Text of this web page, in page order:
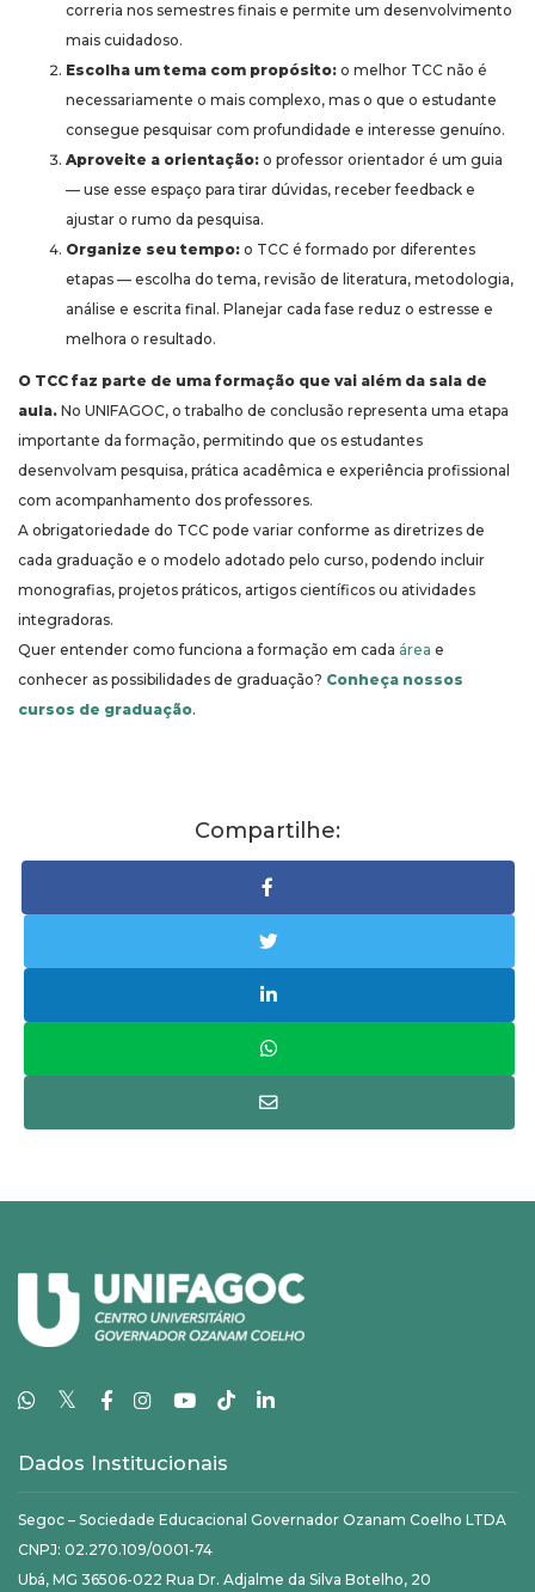
correria nos semestres finais e permite um desenvolvimento
mais cuidadoso.
Escolha um tema com propósito: o melhor TCC não é
necessariamente o mais complexo, mas o que o estudante
consegue pesquisar com profundidade e interesse genuíno.
Aproveite a orientação: o professor orientador é um guia
— use esse espaço para tirar dúvidas, receber feedback e
ajustar o rumo da pesquisa.
Organize seu tempo: o TCC é formado por diferentes
etapas — escolha do tema, revisão de literatura, metodologia,
análise e escrita final. Planejar cada fase reduz o estresse e
melhora o resultado.
O TCC faz parte de uma formação que vai além da sala de
aula. No UNIFAGOC, o trabalho de conclusão representa uma etapa
importante da formação, permitindo que os estudantes
desenvolvam pesquisa, prática acadêmica e experiência profissional
com acompanhamento dos professores.
A obrigatoriedade do TCC pode variar conforme as diretrizes de
cada graduação e o modelo adotado pelo curso, podendo incluir
monografias, projetos práticos, artigos científicos ou atividades
integradoras.
Quer entender como funciona a formação em cada área e
conhecer as possibilidades de graduação? Conheça nossos
cursos de graduação.
Compartilhe:
𝕏
Dados Institucionais
Segoc – Sociedade Educacional Governador Ozanam Coelho LTDA
CNPJ: 02.270.109/0001-74
Ubá, MG 36506-022 Rua Dr. Adjalme da Silva Botelho, 20